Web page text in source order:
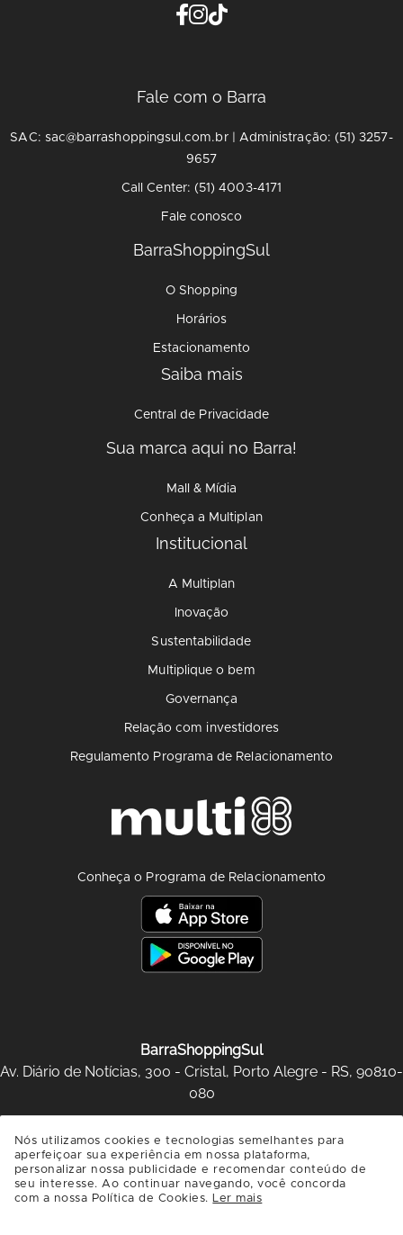
Fale com o Barra
SAC: sac@barrashoppingsul.com.br | Administração: (51) 3257-
9657
Call Center: (51) 4003-4171
Fale conosco
BarraShoppingSul
O Shopping
Horários
Estacionamento
Saiba mais
Central de Privacidade
Sua marca aqui no Barra!
Mall & Mídia
Conheça a Multiplan
Institucional
A Multiplan
Inovação
Sustentabilidade
Multiplique o bem
Governança
Relação com investidores
Regulamento Programa de Relacionamento
Conheça o Programa de Relacionamento
BarraShoppingSul
Av. Diário de Notícias, 300 - Cristal, Porto Alegre - RS, 90810-
080
SAIBA COMO CHEGAR
Nós utilizamos cookies e tecnologias semelhantes para
aperfeiçoar sua experiência em nossa plataforma,
personalizar nossa publicidade e recomendar conteúdo de
seu interesse. Ao continuar navegando, você concorda
com a nossa Política de Cookies. Ler mais